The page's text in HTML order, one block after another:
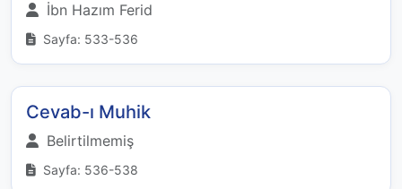
İbn Hazım Ferid
Sayfa: 533-536
Cevab-ı Muhik
Belirtilmemiş
Sayfa: 536-538